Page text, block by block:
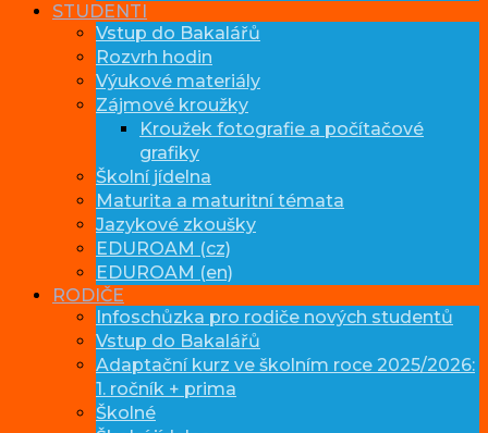
STUDENTI
Vstup do Bakalářů
Rozvrh hodin
Výukové materiály
Zájmové kroužky
Kroužek fotografie a počítačové
grafiky
Školní jídelna
Maturita a maturitní témata
Jazykové zkoušky
EDUROAM (cz)
EDUROAM (en)
RODIČE
Infoschůzka pro rodiče nových studentů
Vstup do Bakalářů
Adaptační kurz ve školním roce 2025/2026:
1. ročník + prima
Školné